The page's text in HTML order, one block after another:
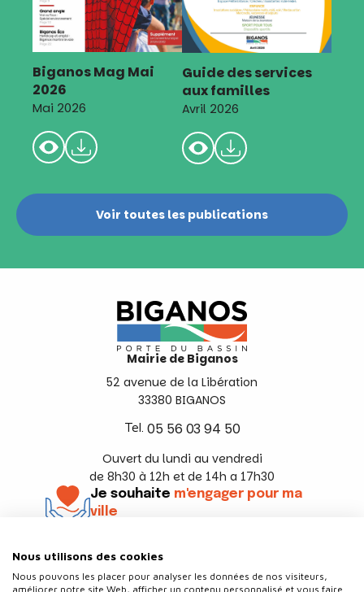
Biganos Mag Mai
2026
Mai 2026
Guide des services
aux familles
Avril 2026
Voir toutes les publications
Mairie de Biganos
52 avenue de la Libération
33380 BIGANOS
Tel. 05 56 03 94 50
Ouvert du lundi au vendredi
de 8h30 à 12h et de 14h a 17h30
Je souhaite m'engager pour ma
ville
Nous utilisons des cookies
Nous pouvons les placer pour analyser les données de nos visiteurs,
améliorer notre site Web, afficher un contenu personnalisé et vous faire